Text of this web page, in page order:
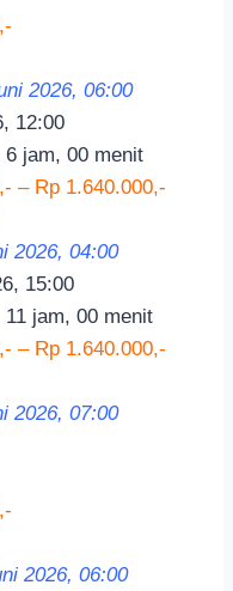
2026, 06:00
12:00
jam, 00 menit
– Rp 1.640.000,-
2026, 04:00
15:00
jam, 00 menit
– Rp 1.640.000,-
2026, 07:00
2026, 06:00